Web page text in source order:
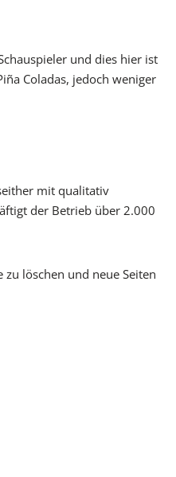
und dies hier ist
Coladas, jedoch weniger
mit qualitativ
der Betrieb über 2.000
löschen und neue Seiten